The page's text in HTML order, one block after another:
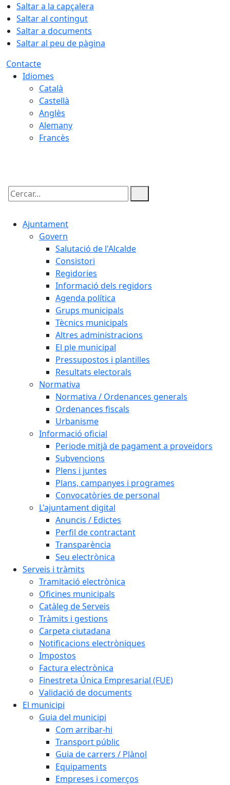
Saltar a la capçalera
Saltar al contingut
Saltar a documents
Saltar al peu de pàgina
Contacte
Idiomes
Català
Castellà
Anglès
Alemany
Francès
Cercar:
Ajuntament
Govern
Salutació de l'Alcalde
Consistori
Regidories
Informació dels regidors
Agenda política
Grups municipals
Tècnics municipals
Altres administracions
El ple municipal
Pressupostos i plantilles
Resultats electorals
Normativa
Normativa / Ordenances generals
Ordenances fiscals
Urbanisme
Informació oficial
Periode mitjà de pagament a proveïdors
Subvencions
Plens i juntes
Plans, campanyes i programes
Convocatòries de personal
L'ajuntament digital
Anuncis / Edictes
Perfil de contractant
Transparència
Seu electrònica
Serveis i tràmits
Tramitació electrònica
Oficines municipals
Catàleg de Serveis
Tràmits i gestions
Carpeta ciutadana
Notificacions electròniques
Impostos
Factura electrònica
Finestreta Única Empresarial (FUE)
Validació de documents
El municipi
Guia del municipi
Com arribar-hi
Transport públic
Guia de carrers / Plànol
Equipaments
Empreses i comerços